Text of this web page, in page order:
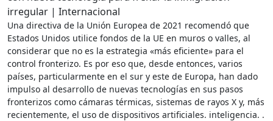
Una directiva de la Unión Europea de 2021 recomendó que
Estados Unidos utilice fondos de la UE en muros o valles, al
considerar que no es la estrategia «más eficiente» para el
control fronterizo. Es por eso que, desde entonces, varios
países, particularmente en el sur y este de Europa, han dado
impulso al desarrollo de nuevas tecnologías en sus pasos
fronterizos como cámaras térmicas, sistemas de rayos X y, más
recientemente, el uso de dispositivos artificiales. inteligencia. .